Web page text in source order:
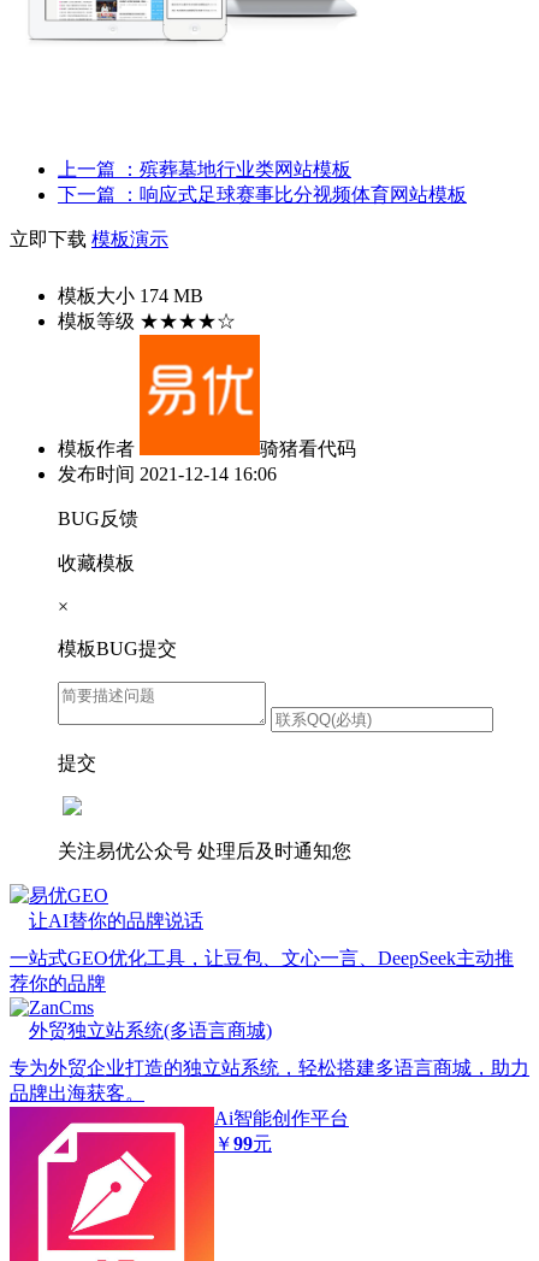
上一篇
：殡葬墓地行业类网站模板
下一篇
：响应式足球赛事比分视频体育网站模板
立即下载 模板演示
模板大小 174 MB
模板等级 ★★★★☆
模板作者
骑猪看代码
发布时间 2021-12-14 16:06
BUG反馈
收藏模板
×
模板BUG提交
提交
关注易优公众号 处理后及时通知您
易优GEO
让AI替你的品牌说话
一站式GEO优化工具，让豆包、文心一言、DeepSeek主动推
荐你的品牌
ZanCms
外贸独立站系统(多语言商城)
专为外贸企业打造的独立站系统，轻松搭建多语言商城，助力
品牌出海获客。
Ai智能创作平台
￥99元